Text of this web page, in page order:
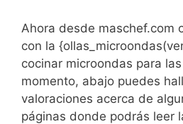
Ahora desde maschef.com
con la
cocinar microondas para
momento, abajo puedes
valoraciones acerca de
páginas donde podrás leer